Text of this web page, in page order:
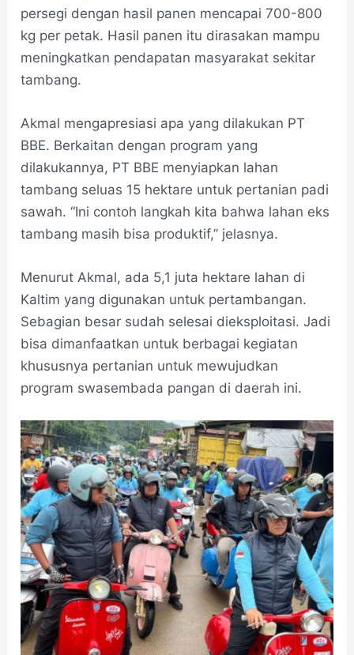
persegi dengan hasil panen mencapai 700-800
kg per petak. Hasil panen itu dirasakan mampu
meningkatkan pendapatan masyarakat sekitar
tambang.
Akmal mengapresiasi apa yang dilakukan PT
BBE. Berkaitan dengan program yang
dilakukannya, PT BBE menyiapkan lahan
tambang seluas 15 hektare untuk pertanian padi
sawah. “Ini contoh langkah kita bahwa lahan eks
tambang masih bisa produktif,” jelasnya.
Menurut Akmal, ada 5,1 juta hektare lahan di
Kaltim yang digunakan untuk pertambangan.
Sebagian besar sudah selesai dieksploitasi. Jadi
bisa dimanfaatkan untuk berbagai kegiatan
khususnya pertanian untuk mewujudkan
program swasembada pangan di daerah ini.